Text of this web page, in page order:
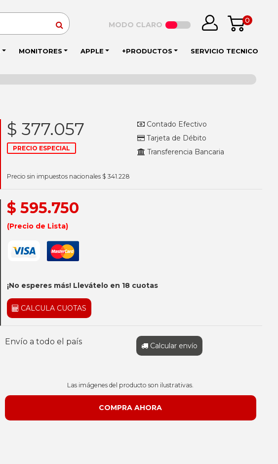
0
MODO CLARO
MONITORES APPLE +PRODUCTOS SERVICIO TECNICO
$ 377.057
PRECIO ESPECIAL
Contado Efectivo
Tarjeta de Débito
Transferencia Bancaria
Precio sin impuestos nacionales $ 341.228
$ 595.750
(Precio de Lista)
¡No esperes más! Llevátelo en 18 cuotas
CALCULA CUOTAS
Envío a todo el país Calcular envío
Las imágenes del producto son ilustrativas.